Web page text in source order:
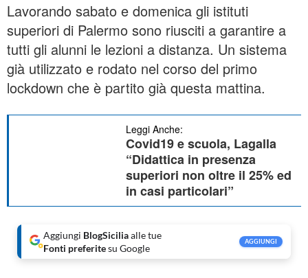
Lavorando sabato e domenica gli istituti
superiori di Palermo sono riusciti a garantire a
tutti gli alunni le lezioni a distanza. Un sistema
già utilizzato e rodato nel corso del primo
lockdown che è partito già questa mattina.
Leggi Anche:
Covid19 e scuola, Lagalla
“Didattica in presenza
superiori non oltre il 25% ed
in casi particolari”
Aggiungi BlogSiciliaalle tue
Fonti preferitesu Google
AGGIUNGI